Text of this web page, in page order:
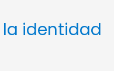
identidad